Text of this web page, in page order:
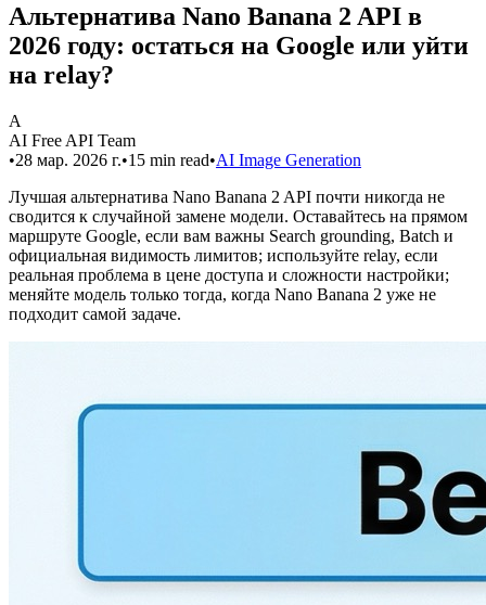
Альтернатива Nano Banana 2 API в
2026 году: остаться на Google или уйти
на relay?
A
AI Free API Team
•28 мар. 2026 г.•15 min read•AI Image Generation
Лучшая альтернатива Nano Banana 2 API почти никогда не
сводится к случайной замене модели. Оставайтесь на прямом
маршруте Google, если вам важны Search grounding, Batch и
официальная видимость лимитов; используйте relay, если
реальная проблема в цене доступа и сложности настройки;
меняйте модель только тогда, когда Nano Banana 2 уже не
подходит самой задаче.